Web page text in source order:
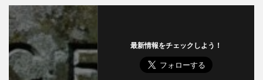
最新情報をチェックしよう！